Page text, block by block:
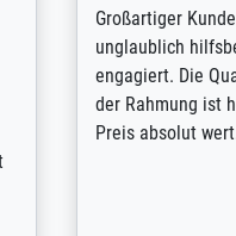
Für ein
Feldpost meines
Weltkrieg
ausdrucksvolles
Ihnen gefunden.